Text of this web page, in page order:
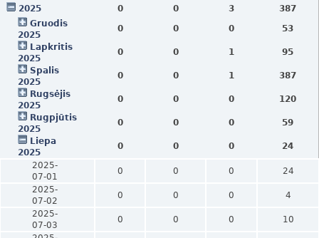
2025
0 0 3
387
Gruodis
2025
0 0 0
53
Lapkritis
2025
0 0 1
95
Spalis
2025
0 0 1
387
Rugsėjis
2025
0 0 0
120
Rugpjūtis
2025
0 0 0
59
Liepa
2025
0 0 0
24
2025-
07-01
0 0 0
24
2025-
07-02
0 0 0
4
2025-
07-03
0 0 0
10